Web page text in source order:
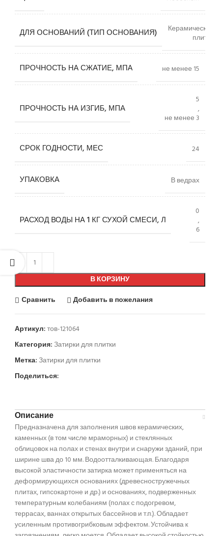
ДЛЯ ОСНОВАНИЙ (ТИП ОСНОВАНИЯ)
Керамическая
плитка
ПРОЧНОСТЬ НА СЖАТИЕ, МПА не менее 15
ПРОЧНОСТЬ НА ИЗГИБ, МПА
5
,
не менее 3
СРОК ГОДНОСТИ, МЕС 24
УПАКОВКА В ведрах
РАСХОД ВОДЫ НА 1 КГ СУХОЙ СМЕСИ, Л
0
,
6
В КОРЗИНУ
Сравнить
Добавить в пожелания
Артикул:тов-121064
Категория:Затирки для плитки
Метка:Затирки для плитки
Поделиться:
Описание
Предназначена для заполнения швов керамических,
каменных (в том числе мраморных) и стеклянных
облицовок на полах и стенах внутри и снаружи зданий, при
ширине шва до 10 мм. Водоотталкивающая. Благодаря
высокой эластичности затирка может применяться на
деформирующихся основаниях (древесностружечных
плитах, гипсокартоне и др.) и основаниях, подверженных
температурным колебаниям (полах с подогревом,
террасах, ваннах открытых бассейнов и т.п.). Обладает
усиленным противогрибковым эффектом. Устойчива к